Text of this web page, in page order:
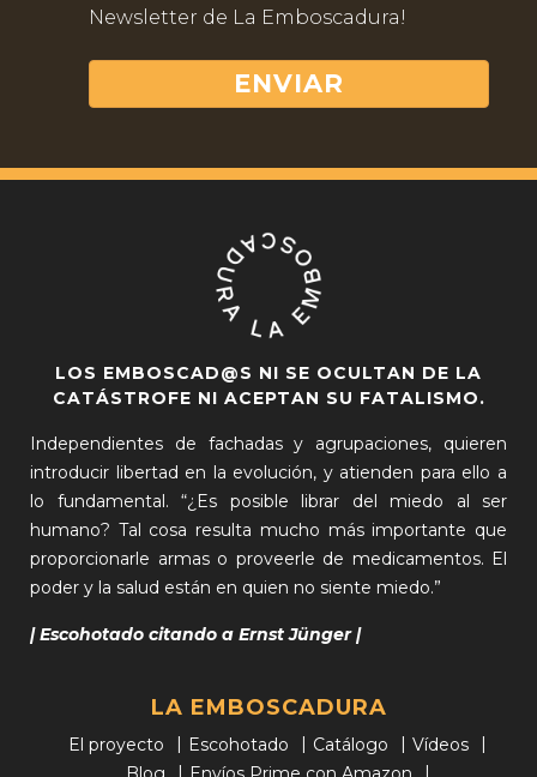
Newsletter de La Emboscadura!
LOS EMBOSCAD@S NI SE OCULTAN DE LA
CATÁSTROFE NI ACEPTAN SU FATALISMO.
Independientes de fachadas y agrupaciones, quieren
introducir libertad en la evolución, y atienden para ello a
lo fundamental. “¿Es posible librar del miedo al ser
humano? Tal cosa resulta mucho más importante que
proporcionarle armas o proveerle de medicamentos. El
poder y la salud están en quien no siente miedo.”
| Escohotado citando a Ernst Jünger |
LA EMBOSCADURA
El proyecto Escohotado Catálogo
Vídeos